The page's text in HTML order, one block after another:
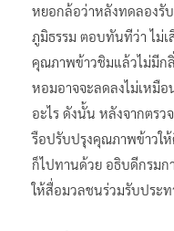
หยอกล้อว่าหลังทดลองรั
ภูมิธรรม ตอบทันทีว่า ไม่เ
คุณภาพข้าวชิมแล้วไม่มีก
หอมอาจจะลดลงไม่เหมื
อะไร ดังนั้น หลังจากตรว
รือปรับปรุงคุณภาพข้าวใ
ก็ไปทานด้วย อธิบดีกรมก
ให้สื่อมวลชนร่วมรับประ